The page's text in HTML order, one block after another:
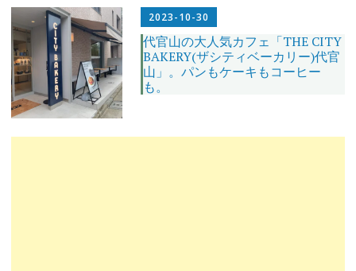
2023-10-30
代官山の大人気カフェ「THE CITY
BAKERY(ザシティベーカリー)代官
山」。パンもケーキもコーヒー
も。